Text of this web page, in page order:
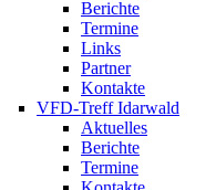
Berichte
Termine
Links
Partner
Kontakte
VFD-Treff Idarwald
Aktuelles
Berichte
Termine